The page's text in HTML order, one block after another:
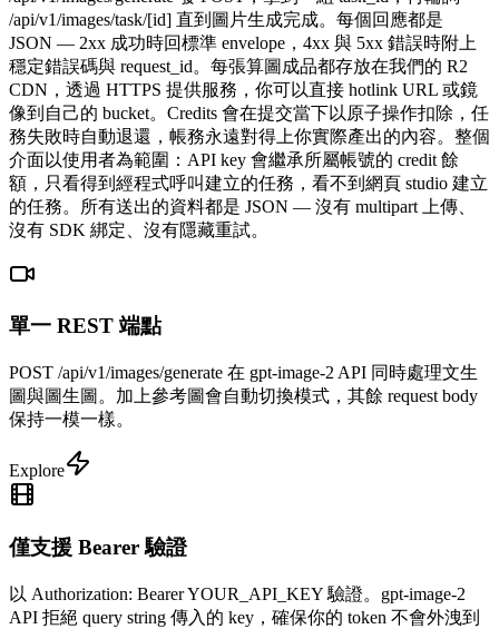
/api/v1/images/task/[id] 直到圖片生成完成。每個回應都是
JSON — 2xx 成功時回標準 envelope，4xx 與 5xx 錯誤時附上
穩定錯誤碼與 request_id。每張算圖成品都存放在我們的 R2
CDN，透過 HTTPS 提供服務，你可以直接 hotlink URL 或鏡
像到自己的 bucket。Credits 會在提交當下以原子操作扣除，任
務失敗時自動退還，帳務永遠對得上你實際產出的內容。整個
介面以使用者為範圍：API key 會繼承所屬帳號的 credit 餘
額，只看得到經程式呼叫建立的任務，看不到網頁 studio 建立
的任務。所有送出的資料都是 JSON — 沒有 multipart 上傳、
沒有 SDK 綁定、沒有隱藏重試。
單一 REST 端點
POST /api/v1/images/generate 在 gpt-image-2 API 同時處理文生
圖與圖生圖。加上參考圖會自動切換模式，其餘 request body
保持一模一樣。
Explore
僅支援 Bearer 驗證
以 Authorization: Bearer YOUR_API_KEY 驗證。gpt-image-2
API 拒絕 query string 傳入的 key，確保你的 token 不會外洩到